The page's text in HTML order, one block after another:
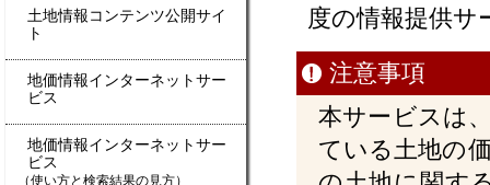
土地情報コンテンツ公開サイ
ト
地価情報インターネットサー
ビス
地価情報インターネットサー
ビス
（使い方と検索結果の見方）
度の情報提供サ
注意事項
本サービスは
ている土地の